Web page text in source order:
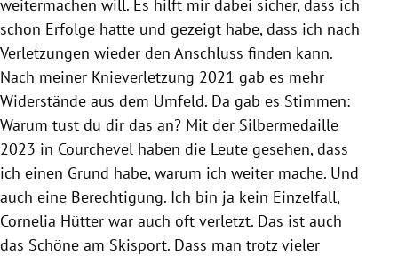
weitermachen will. Es hilft mir dabei sicher, dass ich
schon Erfolge hatte und gezeigt habe, dass ich nach
Verletzungen wieder den Anschluss finden kann.
Nach meiner Knieverletzung 2021 gab es mehr
Widerstände aus dem Umfeld. Da gab es Stimmen:
Warum tust du dir das an? Mit der Silbermedaille
2023 in Courchevel haben die Leute gesehen, dass
ich einen Grund habe, warum ich weiter mache. Und
auch eine Berechtigung. Ich bin ja kein Einzelfall,
Cornelia Hütter war auch oft verletzt. Das ist auch
das Schöne am Skisport. Dass man trotz vieler